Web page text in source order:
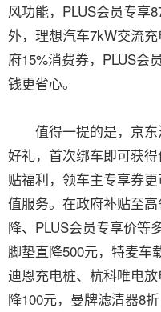
风功能，PLUS会员专享
外，理想汽车7kW交流
府15%消费券，PLUS会
钱更省心。
值得一提的是，京东
好礼，首次绑车即可获
贴福利，领车主专享券
值服务。在政府补贴至
降、PLUS会员专享价等
脚垫直降500元，特麦车
迪恩充电桩、杭科唯电
降100元，曼牌滤清器8